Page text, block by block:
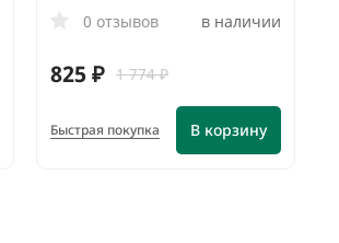
0 отзывов
в наличии
825 ₽ 1 774 ₽
В корзину
Быстрая покупка